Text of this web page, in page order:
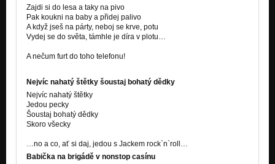
Zajdi si do lesa a taky na pivo
Pak koukni na baby a přidej palivo
A když jseš na párty, neboj se krve, potu
Vydej se do světa, támhle je díra v plotu…
A nečum furt do toho telefonu!
Nejvíc nahatý štětky šoustaj bohatý dědky
Nejvíc nahatý štětky
Jedou pecky
Šoustaj bohatý dědky
Skoro všecky
…no a co, ať si daj, jedou s Jackem rock`n`roll…
Babička na brigádě v nonstop casínu